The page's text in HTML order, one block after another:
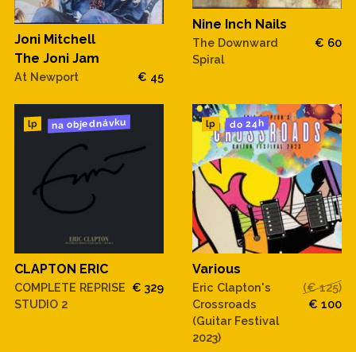
Joni Mitchell
The Joni Jam
At Newport € 45
Nine Inch Nails
The Downward
Spiral
€ 60
lp na objednávku
CLAPTON ERIC
COMPLETE REPRISE
STUDIO 2
€ 329
lp do 24h
Various
Eric Clapton's
Crossroads
(Guitar Festival
2023)
(€ 125)
€ 100